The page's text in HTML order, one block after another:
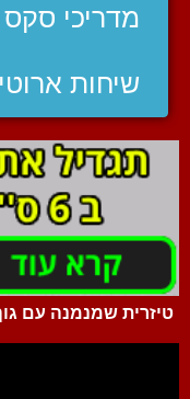
מדריכי סקס
שיחות
טיזרית שמנמנה עם